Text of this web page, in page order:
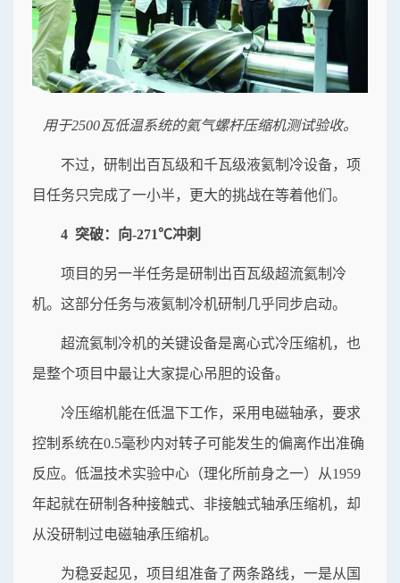
用于2500瓦低温系统的氦气螺杆压缩机测试验收。
不过，研制出百瓦级和千瓦级液氦制冷设备，项
目任务只完成了一小半，更大的挑战在等着他们。
4 突破：向-271℃冲刺
项目的另一半任务是研制出百瓦级超流氦制冷
机。这部分任务与液氦制冷机研制几乎同步启动。
超流氦制冷机的关键设备是离心式冷压缩机，也
是整个项目中最让大家提心吊胆的设备。
冷压缩机能在低温下工作，采用电磁轴承，要求
控制系统在0.5毫秒内对转子可能发生的偏离作出准确
反应。低温技术实验中心（理化所前身之一）从1959
年起就在研制各种接触式、非接触式轴承压缩机，却
从没研制过电磁轴承压缩机。
为稳妥起见，项目组准备了两条路线，一是从国